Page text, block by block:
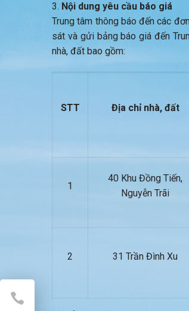
Nội dung yêu cầu báo giá
Trung tâm thông báo đến các
sát và gửi bảng báo giá đến
nhà, đất bao gồm:
STT Địa chỉ nhà, đất
1
40 Khu Đồng Tiến,
Nguyễn Trãi
2 31 Trần Đình Xu